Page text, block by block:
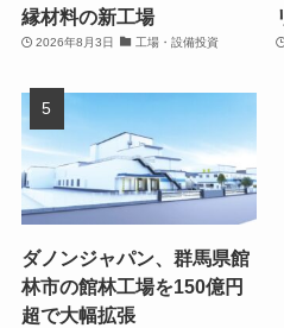
縁材料の新工場
2026年8月3日 工場・設備投資
ダノンジャパン、群馬県館
林市の館林工場を150億円
超で大幅拡張